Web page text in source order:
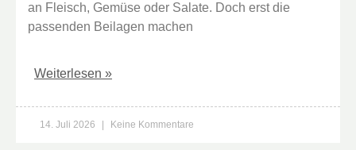
an Fleisch, Gemüse oder Salate. Doch erst die
passenden Beilagen machen
Weiterlesen »
14. Juli 2026 Keine Kommentare